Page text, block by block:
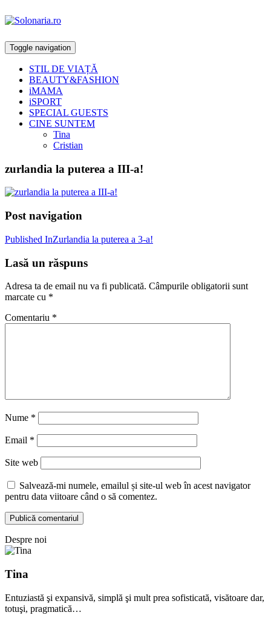
Toggle navigation
STIL DE VIAȚĂ
BEAUTY&FASHION
iMAMA
iSPORT
SPECIAL GUESTS
CINE SUNTEM
Tina
Cristian
zurlandia la puterea a III-a!
Post navigation
Published InZurlandia la puterea a 3-a!
Lasă un răspuns
Adresa ta de email nu va fi publicată. Câmpurile obligatorii sunt
marcate cu *
Comentariu *
Nume *
Email *
Site web
Salvează-mi numele, emailul și site-ul web în acest navigator
pentru data viitoare când o să comentez.
Despre noi
Tina
Entuziastă şi expansivă, simplă şi mult prea sofisticată, visătoare dar,
totuşi, pragmatică…